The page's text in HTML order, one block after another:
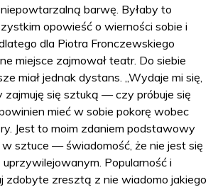
barwę. Byłaby to
opowieść o wierności sobie i
dla Piotra Fronczewskiego
miejsce zajmował teatr. Do siebie
miał jednak dystans. „Wydaje mi się,
zajmuję się sztuką — czy próbuje się
mieć w sobie pokorę wobec
Jest to moim zdaniem podstawowy
sztuce — świadomość, że nie jest się
uprzywilejowanym. Popularność i
zdobyte zresztą z nie wiadomo jakiego